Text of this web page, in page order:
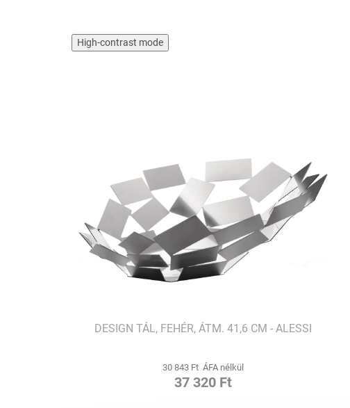
High-contrast mode
DESIGN TÁL, FEHÉR, ÁTM. 41,6 CM - ALESSI
30 843 Ft ÁFA nélkül
37 320 Ft